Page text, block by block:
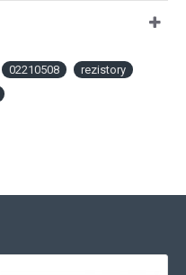
02210508
rezistory